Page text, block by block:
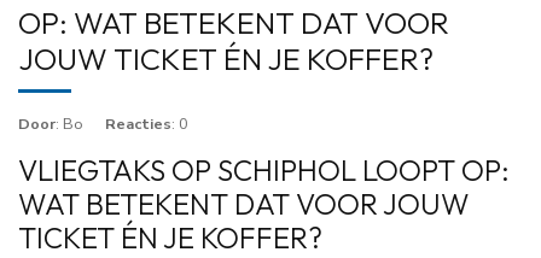
OP: WAT BETEKENT DAT VOOR
JOUW TICKET ÉN JE KOFFER?
Door: Bo Reacties: 0
VLIEGTAKS OP SCHIPHOL LOOPT OP:
WAT BETEKENT DAT VOOR JOUW
TICKET ÉN JE KOFFER?